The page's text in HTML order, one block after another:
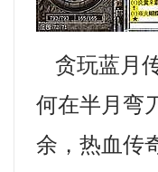
贪玩蓝月
何在半月弯
余，热血传